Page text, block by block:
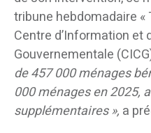
tribune hebdomadaire «
Centre d’Information et
Gouvernementale
de 457 000 ménages
000 ménages en 2025,
supplémentaires », a